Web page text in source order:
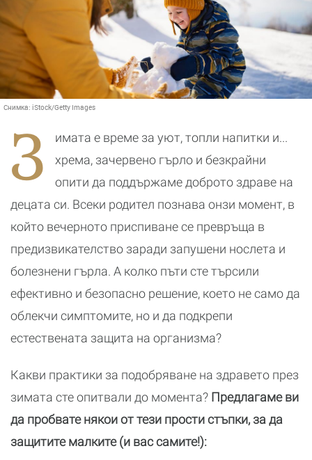
Снимка: iStock/Getty Images
З
имата е време за уют, топли напитки и...
хрема, зачервено гърло и безкрайни
опити да поддържаме доброто здраве на
децата си. Всеки родител познава онзи момент, в
който вечерното приспиване се превръща в
предизвикателство заради запушени нослета и
болезнени гърла. А колко пъти сте търсили
ефективно и безопасно решение, което не само да
облекчи симптомите, но и да подкрепи
естествената защита на организма?
Какви практики за подобряване на здравето през
зимата сте опитвали до момента? Предлагаме ви
да пробвате някои от тези прости стъпки, за да
защитите малките (и вас самите!):